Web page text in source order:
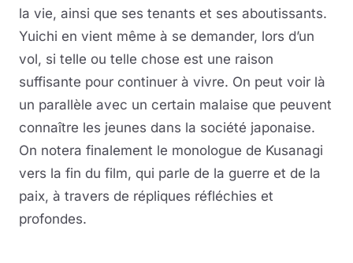
la vie, ainsi que ses tenants et ses aboutissants.
Yuichi en vient même à se demander, lors d’un
vol, si telle ou telle chose est une raison
suffisante pour continuer à vivre. On peut voir là
un parallèle avec un certain malaise que peuvent
connaître les jeunes dans la société japonaise.
On notera finalement le monologue de Kusanagi
vers la fin du film, qui parle de la guerre et de la
paix, à travers de répliques réfléchies et
profondes.